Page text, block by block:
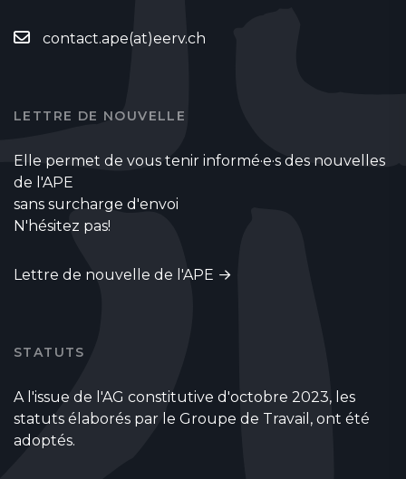
contact.ape(at)eerv.ch
LETTRE DE NOUVELLE
Elle permet de vous tenir informé·e·s des nouvelles
de l'APE
sans surcharge d'envoi
N'hésitez pas!
Lettre de nouvelle de l'APE
STATUTS
A l'issue de l'AG constitutive d'octobre 2023, les
statuts élaborés par le Groupe de Travail, ont été
adoptés.